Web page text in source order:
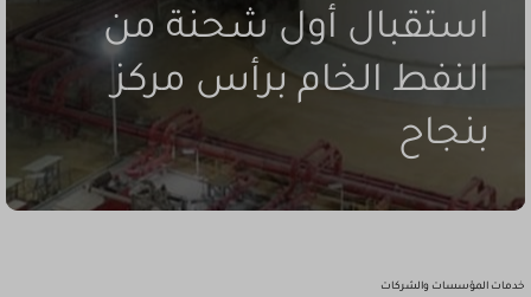
استقبال أول شحنة من
النفط الخام برأس مركز
بنجاح
خدمات المؤسسات والشركات